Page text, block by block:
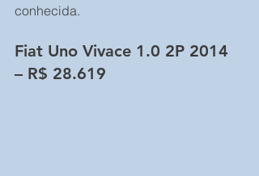
conhecida.
Fiat Uno Vivace 1.0 2P 2014
– R$ 28.619